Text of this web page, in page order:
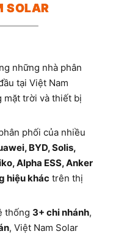
SOLAR
những nhà phân
tại Việt Nam
mặt trời và thiết bị
phối của nhiều
BYD, Solis,
Alpha ESS, Anker
hiệu khác trên thị
thống 3+ chi nhánh,
, Việt Nam Solar